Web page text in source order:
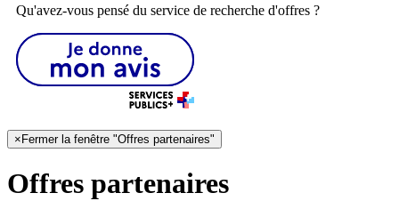
Qu'avez-vous pensé du service de recherche d'offres ?
× Fermer la fenêtre "Offres partenaires"
Offres partenaires